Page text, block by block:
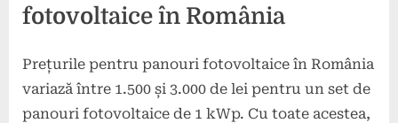
fotovoltaice în România
Prețurile pentru panouri fotovoltaice în România
variază între 1.500 și 3.000 de lei pentru un set de
panouri fotovoltaice de 1 kWp. Cu toate acestea,